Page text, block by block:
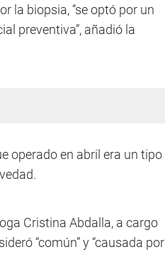
la biopsia, “se optó por un
preventiva”, añadió la
operado en abril era un tipo
Cristina Abdalla, a cargo
“común” y “causada por